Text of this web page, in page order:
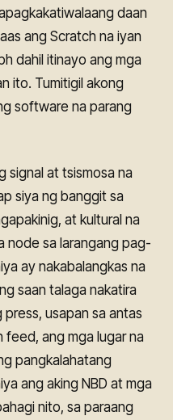
daan
ang Scratch na iyan
dahil itinayo ang mga
ito. Tumitigil akong
software na parang
signal at tsismosa na
siya ng banggit sa
at kultural na
node sa larangang pag-
ay nakabalangkas na
saan talaga nakatira
usapan sa antas
feed, ang mga lugar na
pangkalahatang
ang aking NBD at mga
nito, sa paraang